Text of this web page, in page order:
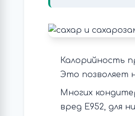
Калорийность
Это позволяет
Многих
вред Е952, для